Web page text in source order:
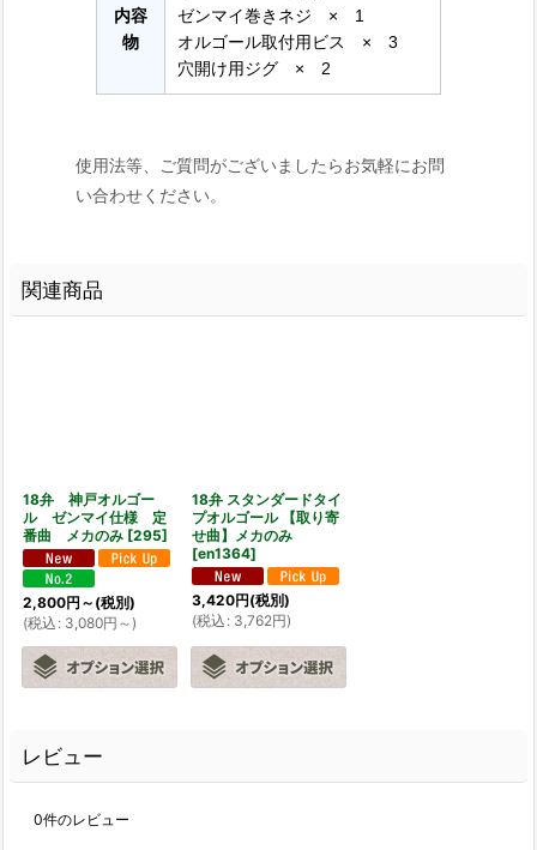
内容
物
ゼンマイ巻きネジ × 1
オルゴール取付用ビス × 3
穴開け用ジグ × 2
使用法等、ご質問がございましたらお気軽にお問
い合わせください。
関連商品
18弁 神戸オルゴー
ル ゼンマイ仕様 定
番曲 メカのみ [295]
2,800円 ～ (税別)
(税込 : 3,080円 ～)
18弁 スタンダードタイ
プオルゴール 【取り寄
せ曲】メカのみ
[en1364]
3,420円(税別)
(税込 : 3,762円)
レビュー
0件のレビュー